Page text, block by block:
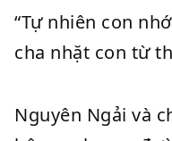
“Tự nhiên con
cha nhặt con từ
Nguyên Ngải và